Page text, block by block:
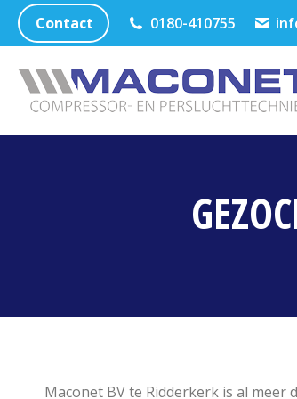
Contact 0180-410755
Maconet BV te Ridderkerk is al